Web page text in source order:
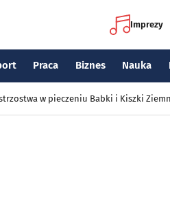
Imprezy
Praca Biznes Nauka
w pieczeniu Babki i Kiszki